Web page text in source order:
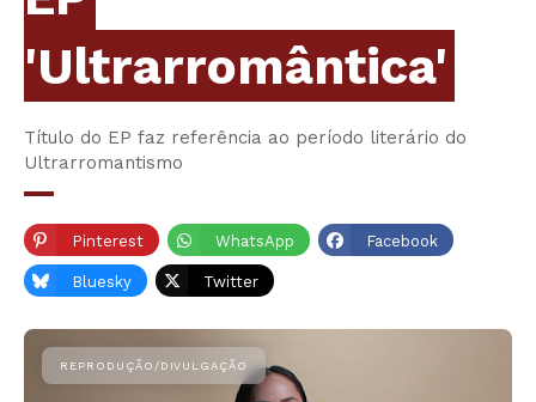
'Ultrarromântica'
Título do EP faz referência ao período literário do
Ultrarromantismo
Pinterest WhatsApp Facebook
Bluesky Twitter